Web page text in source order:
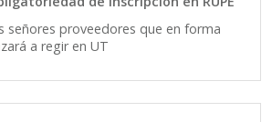
señores proveedores que en forma
a regir en UT